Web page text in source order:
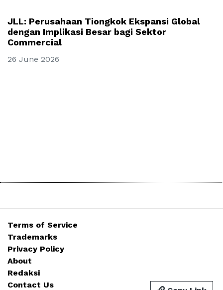
JLL: Perusahaan Tiongkok Ekspansi Global
dengan Implikasi Besar bagi Sektor
Commercial
26 June 2026
Terms of Service
Trademarks
Privacy Policy
About
Redaksi
Contact Us